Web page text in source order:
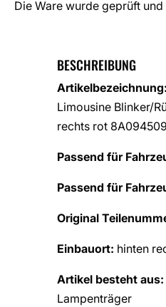
Die Ware wurde geprüft
BESCHREIBUNG
Artikelbezeichnung:
Limousine Blinker/
rechts rot
Passend für
Passend für
Original
Einbauort: hinten
Artikel besteht aus:
Lampenträger